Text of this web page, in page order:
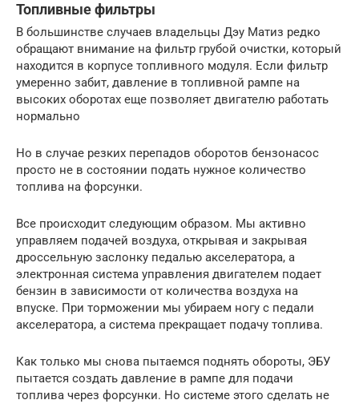
Топливные фильтры
В большинстве случаев владельцы Дэу Матиз редко
обращают внимание на фильтр грубой очистки, который
находится в корпусе топливного модуля. Если фильтр
умеренно забит, давление в топливной рампе на
высоких оборотах еще позволяет двигателю работать
нормально
Но в случае резких перепадов оборотов бензонасос
просто не в состоянии подать нужное количество
топлива на форсунки.
Все происходит следующим образом. Мы активно
управляем подачей воздуха, открывая и закрывая
дроссельную заслонку педалью акселератора, а
электронная система управления двигателем подает
бензин в зависимости от количества воздуха на
впуске. При торможении мы убираем ногу с педали
акселератора, а система прекращает подачу топлива.
Как только мы снова пытаемся поднять обороты, ЭБУ
пытается создать давление в рампе для подачи
топлива через форсунки. Но системе этого сделать не